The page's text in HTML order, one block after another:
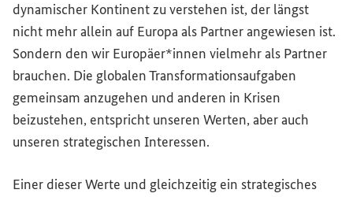
dynamischer Kontinent zu verstehen ist, der längst
nicht mehr allein auf Europa als Partner angewiesen ist.
Sondern den wir Europäer*innen vielmehr als Partner
brauchen. Die globalen Transformationsaufgaben
gemeinsam anzugehen und anderen in Krisen
beizustehen, entspricht unseren Werten, aber auch
unseren strategischen Interessen.
Einer dieser Werte und gleichzeitig ein strategisches